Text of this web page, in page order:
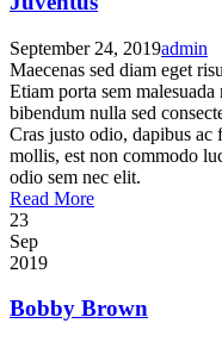
September 24, 2019admin
Maecenas sed diam eget
Etiam porta sem
bibendum nulla sed
Cras justo odio, dapibus ac
mollis, est non commodo
odio sem nec elit.
Read More
23
Sep
2019
Bobby Brown